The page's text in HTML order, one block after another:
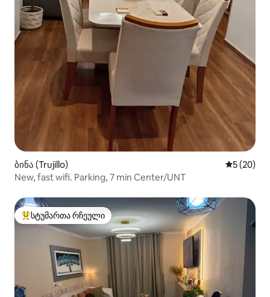
ბინა (Trujillo) საშუალო
5 (20)
New, fast wifi. Parking, 7 min Center/UNT
სტუმართა რჩეული მოწინავე ვარიანტი
სტუმართა რჩეული